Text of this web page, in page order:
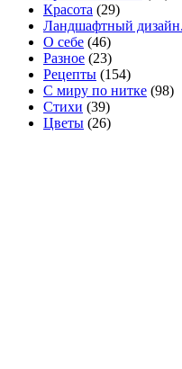
Красота (29)
Ландшафтный дизайн.
О себе (46)
Разное (23)
Рецепты (154)
С миру по нитке (98)
Стихи (39)
Цветы (26)